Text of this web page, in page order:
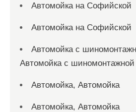
Автомойка на Софийской
Автомойка на Софийской
Автомойка с
Автомойка с шиномонтажной
Автомойка, Автомойка
Автомойка, Автомойка